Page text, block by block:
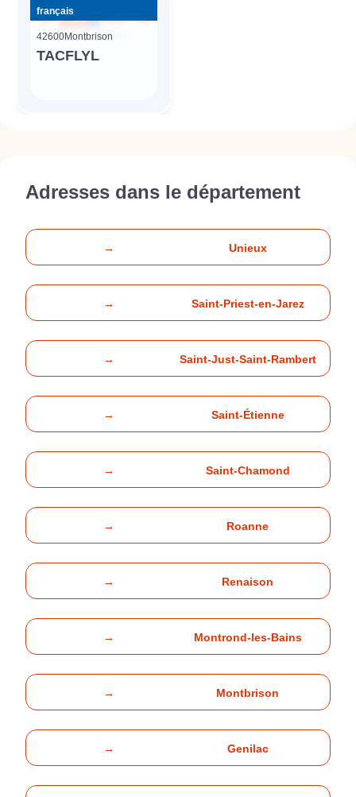
français
42600Montbrison
TACFLYL
Adresses dans le département
→ Unieux
→ Saint-Priest-en-Jarez
→ Saint-Just-Saint-Rambert
→ Saint-Étienne
→ Saint-Chamond
→ Roanne
→ Renaison
→ Montrond-les-Bains
→ Montbrison
→ Genilac